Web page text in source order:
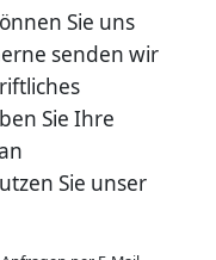
Sie uns
senden wir
Sie Ihre
Sie unser